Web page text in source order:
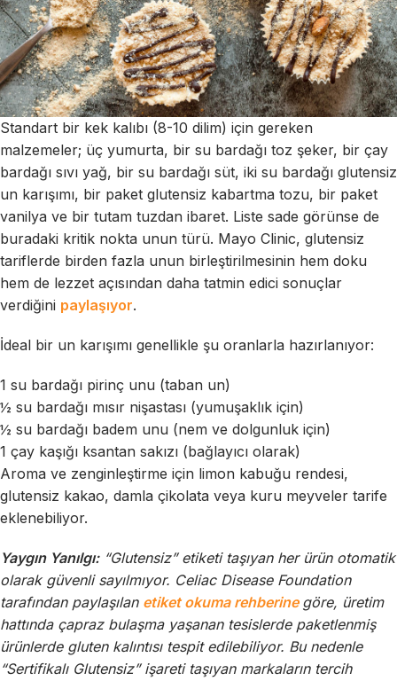
Standart bir kek kalıbı (8-10 dilim) için gereken
malzemeler; üç yumurta, bir su bardağı toz şeker, bir çay
bardağı sıvı yağ, bir su bardağı süt, iki su bardağı glutensiz
un karışımı, bir paket glutensiz kabartma tozu, bir paket
vanilya ve bir tutam tuzdan ibaret. Liste sade görünse de
buradaki kritik nokta unun türü. Mayo Clinic, glutensiz
tariflerde birden fazla unun birleştirilmesinin hem doku
hem de lezzet açısından daha tatmin edici sonuçlar
verdiğini paylaşıyor.
İdeal bir un karışımı genellikle şu oranlarla hazırlanıyor:
1 su bardağı pirinç unu (taban un)
½ su bardağı mısır nişastası (yumuşaklık için)
½ su bardağı badem unu (nem ve dolgunluk için)
1 çay kaşığı ksantan sakızı (bağlayıcı olarak)
Aroma ve zenginleştirme için limon kabuğu rendesi,
glutensiz kakao, damla çikolata veya kuru meyveler tarife
eklenebiliyor.
Yaygın Yanılgı:“Glutensiz” etiketi taşıyan her ürün otomatik
olarak güvenli sayılmıyor. Celiac Disease Foundation
tarafından paylaşılan etiket okuma rehberine göre, üretim
hattında çapraz bulaşma yaşanan tesislerde paketlenmiş
ürünlerde gluten kalıntısı tespit edilebiliyor. Bu nedenle
“Sertifikalı Glutensiz” işareti taşıyan markaların tercih